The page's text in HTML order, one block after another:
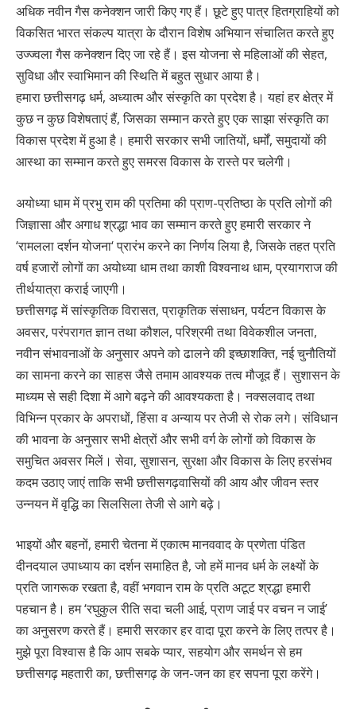
अधिक नवीन गैस कनेक्शन जारी किए गए हैं। छूटे हुए पात्र हितग्राहियों को
विकसित भारत संकल्प यात्रा के दौरान विशेष अभियान संचालित करते हुए
उज्ज्वला गैस कनेक्शन दिए जा रहे हैं। इस योजना से महिलाओं की सेहत,
सुविधा और स्वाभिमान की स्थिति में बहुत सुधार आया है।
हमारा छत्तीसगढ़ धर्म, अध्यात्म और संस्कृति का प्रदेश है। यहां हर क्षेत्र में
कुछ न कुछ विशेषताएं हैं, जिसका सम्मान करते हुए एक साझा संस्कृति का
विकास प्रदेश में हुआ है। हमारी सरकार सभी जातियों, धर्मों, समुदायों की
आस्था का सम्मान करते हुए समरस विकास के रास्ते पर चलेगी।
अयोध्या धाम में प्रभु राम की प्रतिमा की प्राण-प्रतिष्ठा के प्रति लोगों की
जिज्ञासा और अगाध श्रद्धा भाव का सम्मान करते हुए हमारी सरकार ने
‘रामलला दर्शन योजना‘ प्रारंभ करने का निर्णय लिया है, जिसके तहत प्रति
वर्ष हजारों लोगों का अयोध्या धाम तथा काशी विश्वनाथ धाम, प्रयागराज की
तीर्थयात्रा कराई जाएगी।
छत्तीसगढ़ में सांस्कृतिक विरासत, प्राकृतिक संसाधन, पर्यटन विकास के
अवसर, परंपरागत ज्ञान तथा कौशल, परिश्रमी तथा विवेकशील जनता,
नवीन संभावनाओं के अनुसार अपने को ढालने की इच्छाशक्ति, नई चुनौतियों
का सामना करने का साहस जैसे तमाम आवश्यक तत्व मौजूद हैं। सुशासन के
माध्यम से सही दिशा में आगे बढ़ने की आवश्यकता है। नक्सलवाद तथा
विभिन्न प्रकार के अपराधों, हिंसा व अन्याय पर तेजी से रोक लगे। संविधान
की भावना के अनुसार सभी क्षेत्रों और सभी वर्ग के लोगों को विकास के
समुचित अवसर मिलें। सेवा, सुशासन, सुरक्षा और विकास के लिए हरसंभव
कदम उठाए जाएं ताकि सभी छत्तीसगढ़वासियों की आय और जीवन स्तर
उन्नयन में वृद्धि का सिलसिला तेजी से आगे बढ़े।
भाइयों और बहनों, हमारी चेतना में एकात्म मानववाद के प्रणेता पंडित
दीनदयाल उपाध्याय का दर्शन समाहित है, जो हमें मानव धर्म के लक्ष्यों के
प्रति जागरूक रखता है, वहीं भगवान राम के प्रति अटूट श्रद्धा हमारी
पहचान है। हम ‘रघुकुल रीति सदा चली आई, प्राण जाई पर वचन न जाई’
का अनुसरण करते हैं। हमारी सरकार हर वादा पूरा करने के लिए तत्पर है।
मुझे पूरा विश्वास है कि आप सबके प्यार, सहयोग और समर्थन से हम
छत्तीसगढ़ महतारी का, छत्तीसगढ़ के जन-जन का हर सपना पूरा करेंगे।